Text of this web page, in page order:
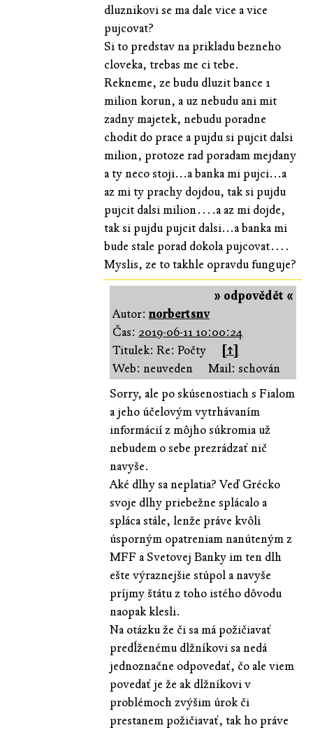
dluznikovi se ma dale vice a vice
pujcovat?
Si to predstav na prikladu bezneho
cloveka, trebas me ci tebe.
Rekneme, ze budu dluzit bance 1
milion korun, a uz nebudu ani mit
zadny majetek, nebudu poradne
chodit do prace a pujdu si pujcit dalsi
milion, protoze rad poradam mejdany
a ty neco stoji...a banka mi pujci...a
az mi ty prachy dojdou, tak si pujdu
pujcit dalsi milion….a az mi dojde,
tak si pujdu pujcit dalsi...a banka mi
bude stale porad dokola pujcovat….
Myslis, ze to takhle opravdu funguje?
» odpovědět «
Autor:norbertsnv
Čas: 2019-06-11 10:00:24
Titulek: Re: Počty
[↑]
Web: neuveden
Mail: schován
Sorry, ale po skúsenostiach s Fialom
a jeho účelovým vytrhávaním
informácií z môjho súkromia už
nebudem o sebe prezrádzať nič
navyše.
Aké dlhy sa neplatia? Veď Grécko
svoje dlhy priebežne splácalo a
spláca stále, lenže práve kvôli
úsporným opatreniam nanúteným z
MFF a Svetovej Banky im ten dlh
ešte výraznejšie stúpol a navyše
príjmy štátu z toho istého dôvodu
naopak klesli.
Na otázku že či sa má požičiavať
predĺženému dlžníkovi sa nedá
jednoznačne odpovedať, čo ale viem
povedať je že ak dlžníkovi v
problémoch zvýšim úrok či
prestanem požičiavať, tak ho práve